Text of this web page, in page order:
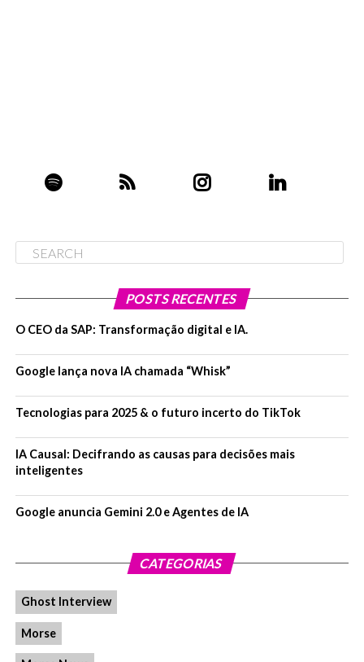
estaria de olho em desenvolver sistema próprio de
iPhone deixarão o usuárioutilizar as duas câmeras –
frontal e traseira – de uma vez só!
Microsoft, discretamente, apaga
base de dados de
reconhecimento facial
Chamada de “MS Celeb”, a base de dados foi
desenvolvida em 2016 e já tinha 100 mil rostos
detectados. Ainda no tópico “Microsoft”, a gigante
de software firmou parceria com a Oracle
unificar plataformas de serviços em nuvem.
Softbank investe US$ 150
milhões em Loggi, que passa a
valer US$ 1 bilhão
Após investir na Rappi, grupo japonês – que levantou
módicos US$ 11 bilhões na semana passada após vender
POSTS RECENTES
O CEO da SAP: Transformação digital e IA.
Google lança nova IA chamada “Whisk”
Tecnologias para 2025 & o futuro incerto do TikTok
IA Causal: Decifrando as causas para decisões mais
inteligentes
Google anuncia Gemini 2.0 e Agentes de IA
CATEGORIAS
Ghost Interview
Morse